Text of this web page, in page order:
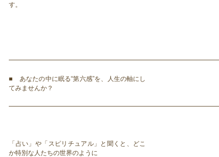
す。
■ あなたの中に眠る“第六感”を、人生の軸にし
てみませんか？
「占い」や「スピリチュアル」と聞くと、どこ
か特別な人たちの世界のように